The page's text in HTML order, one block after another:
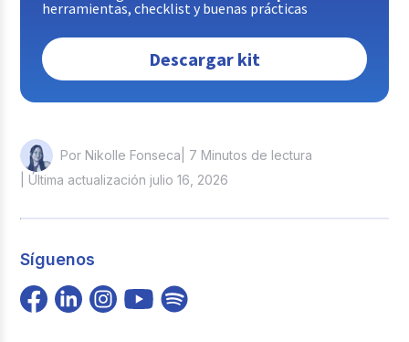
herramientas, checklist y buenas prácticas
Descargar kit
Por Nikolle Fonseca | 7 Minutos de lectura
| Última actualización julio 16, 2026
Síguenos